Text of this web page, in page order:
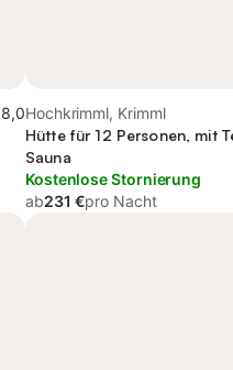
8,0Hochkrimml, Krimml
Hütte für 12 Personen, mit
Sauna
Kostenlose Stornierung
ab231 €pro Nacht